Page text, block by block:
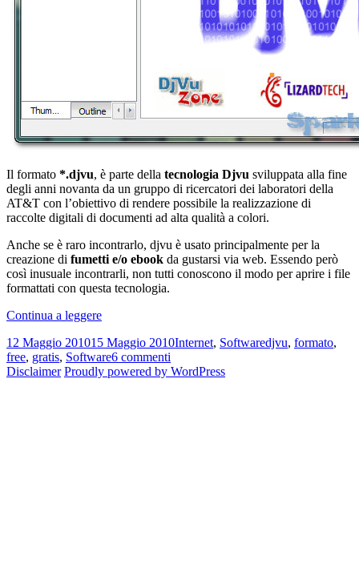
Il formato *.djvu, è parte della tecnologia Djvu sviluppata alla fine
degli anni novanta da un gruppo di ricercatori dei laboratori della
AT&T con l’obiettivo di rendere possibile la realizzazione di
raccolte digitali di documenti ad alta qualità a colori.
Anche se è raro incontrarlo, djvu è usato principalmente per la
creazione di fumetti e/o ebook da gustarsi via web. Essendo però
così inusuale incontrarli, non tutti conoscono il modo per aprire i file
formattati con questa tecnologia.
Continua a leggereCome
file
in
formato
Scritto
il
12 Maggio 201015 Maggio 2010Categorie
Internet, SoftwareTag
djvu, formato,
free, gratis, Software6 commenti
Come
Disclaimer Proudly powered by WordPress